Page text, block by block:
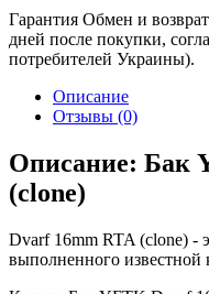
Гарантия Обмен и
дней после покупки,
потребителей Украины).
Описание
Отзывы (0)
Описание: Бак
(clone)
Dvarf 16mm RTA (clone) -
выполненного